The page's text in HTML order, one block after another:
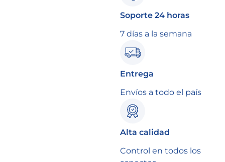
Soporte 24 horas
7 días a la semana
Entrega
Envíos a todo el país
Alta calidad
Control en todos los